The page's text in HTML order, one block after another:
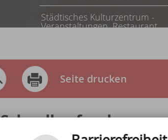
Städtisches Kulturzentrum -
Veranstaltungen, Restaurant,
Seite drucken
Schnell gefunden